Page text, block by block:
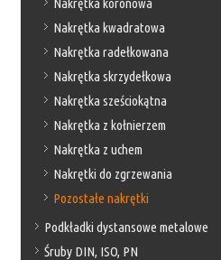
Nakrętka kwadratowa
Nakrętka radełkowana
Nakrętka skrzydełkowa
Nakrętka sześciokątna
Nakrętka z kołnierzem
Nakrętka z uchem
Nakrętki do zgrzewania
Pozostałe nakrętki
Podkładki dystansowe metalowe
Śruby DIN, ISO, PN